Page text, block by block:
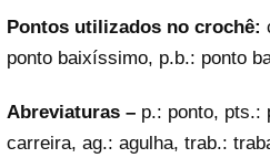
Pontos utilizados no crochê:
ponto baixíssimo, p.b.: ponto
Abreviaturas – p.: ponto, pts.:
carreira, ag.: agulha, trab.: